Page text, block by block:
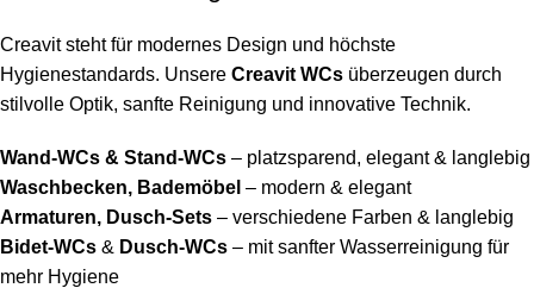
Creavit steht für modernes Design und höchste
Hygienestandards. Unsere Creavit WCs überzeugen durch
stilvolle Optik, sanfte Reinigung und innovative Technik.
Wand-WCs & Stand-WCs – platzsparend, elegant & langlebig
Waschbecken, Bademöbel – modern & elegant
Armaturen, Dusch-Sets – verschiedene Farben & langlebig
Bidet-WCs & Dusch-WCs – mit sanfter Wasserreinigung für
mehr Hygiene